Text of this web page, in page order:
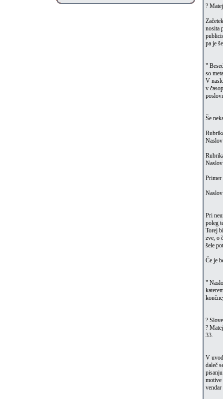
?
nosita
pa je
"
so
V
v
Še
Primer
Pri
poleg
Torej
zve, o
šele
Če je
"
?
?
33.
V
daleč
motive